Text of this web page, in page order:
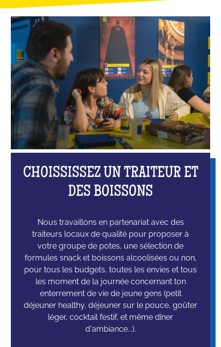
CHOISSISSEZ UN TRAITEUR ET
DES BOISSONS
Nous travaillons en partenariat avec des
traiteurs locaux de qualité pour proposer à
votre groupe de potes, une sélection de
formules snack et boissons alcoolisées ou non,
pour tous les budgets, toutes les envies et tous
les moment de la journée concernant ton
enterrement de vie de jeune gens (petit
déjeuner healthy, déjeuner sur le pouce, goûter
léger, cocktail festif, et même dîner
d'ambiance...).